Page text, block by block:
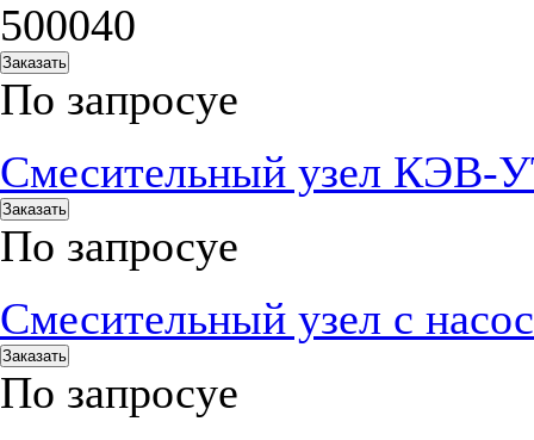
500040
Заказать
По запросуе
Смесительный узел КЭВ-
Заказать
По запросуе
Смесительный узел с
Заказать
По запросуе